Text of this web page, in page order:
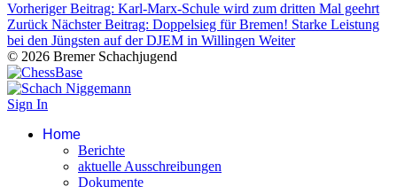
Vorheriger Beitrag: Karl-Marx-Schule wird zum dritten Mal geehrt
Zurück Nächster Beitrag: Doppelsieg für Bremen! Starke Leistung
bei den Jüngsten auf der DJEM in Willingen Weiter
© 2026 Bremer Schachjugend
Sign In
Home
Berichte
aktuelle Ausschreibungen
Dokumente